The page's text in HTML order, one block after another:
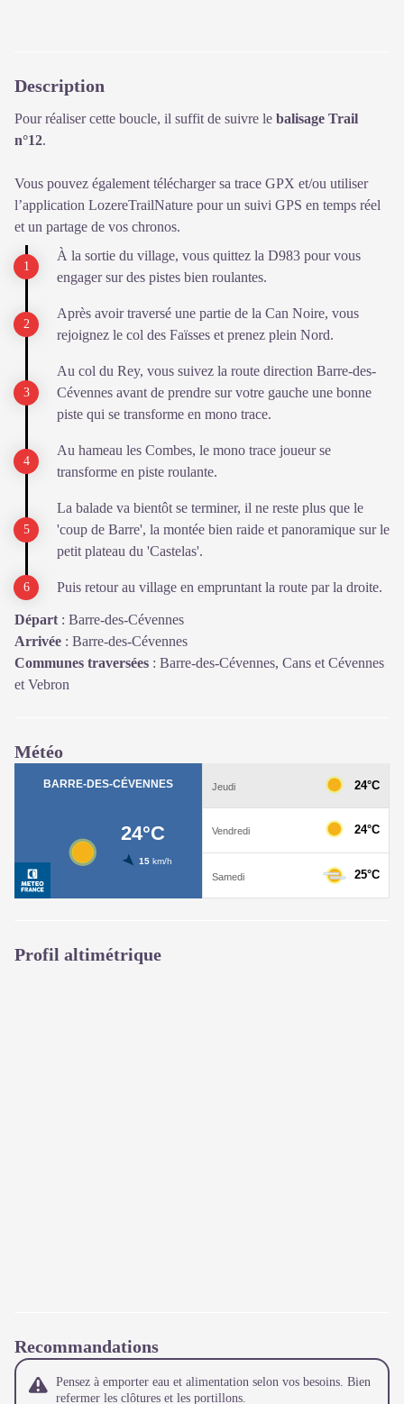
Description
Pour réaliser cette boucle, il suffit de suivre le balisage Trail
n°12.
Vous pouvez également télécharger sa trace GPX et/ou utiliser
l’application LozereTrailNature pour un suivi GPS en temps réel
et un partage de vos chronos.
À la sortie du village, vous quittez la D983 pour vous
engager sur des pistes bien roulantes.
Après avoir traversé une partie de la Can Noire, vous
rejoignez le col des Faïsses et prenez plein Nord.
Au col du Rey, vous suivez la route direction Barre-des-
Cévennes avant de prendre sur votre gauche une bonne
piste qui se transforme en mono trace.
Au hameau les Combes, le mono trace joueur se
transforme en piste roulante.
La balade va bientôt se terminer, il ne reste plus que le
'coup de Barre', la montée bien raide et panoramique sur le
petit plateau du 'Castelas'.
Puis retour au village en empruntant la route par la droite.
Départ : Barre-des-Cévennes
Arrivée : Barre-des-Cévennes
Communes traversées : Barre-des-Cévennes, Cans et Cévennes
et Vebron
Météo
Profil altimétrique
Recommandations
Pensez à emporter eau et alimentation selon vos besoins. Bien
refermer les clôtures et les portillons.